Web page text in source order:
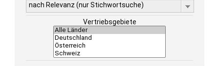
nach Relevanz (nur Stichwortsuche)
Vertriebsgebiete